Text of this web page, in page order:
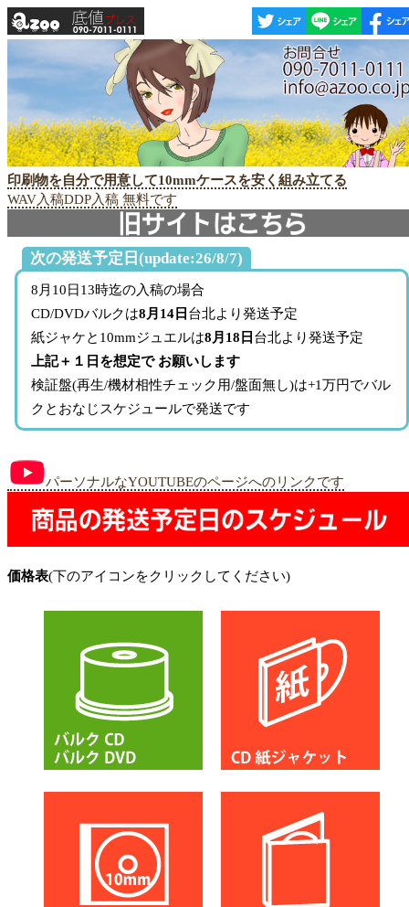
印刷物を自分で用意して10mmケースを安く組み立てる
WAV入稿DDP入稿 無料です
次の発送予定日(update:26/8/7)
8月10日13時迄の入稿の場合
CD/DVDバルクは8月14日 台北より発送予定
紙ジャケと10mmジュエルは8月18日 台北より発送予定
上記＋１日を想定で お願いします
検証盤(再生/機材相性チェック用/盤面無し)は+1万円でバル
クとおなじスケジュールで発送です
パーソナルなYOUTUBEのページへのリンクです
価格表(下のアイコンをクリックしてください)